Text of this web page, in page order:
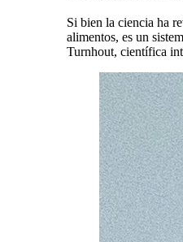
Si bien la ciencia ha
alimentos, es un
Turnhout, científica